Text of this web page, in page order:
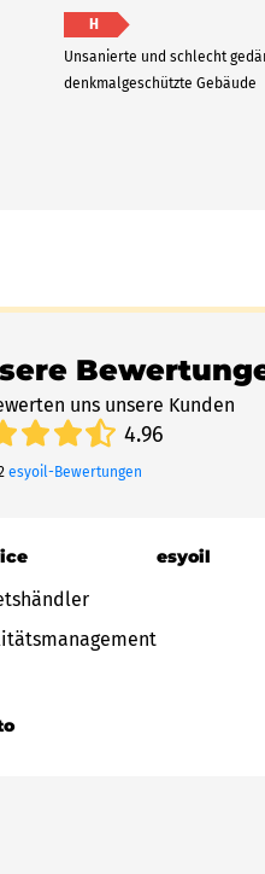
H
Unsanierte und schlecht
denkmalgeschützte Gebäude
uns unsere Kunden
4.96
esyoil-Bewertungen
esyoil